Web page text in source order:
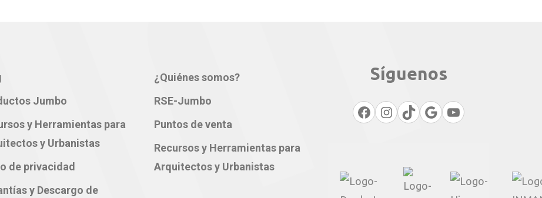
Jumbo
y Herramientas para
y Urbanistas
de privacidad
y Descargo de
¿Quiénes somos?
RSE-Jumbo
Puntos de venta
Recursos y Herramientas para
Arquitectos y Urbanistas
Síguenos
Facebook
Instagram
TikTok
GoogleYouTube